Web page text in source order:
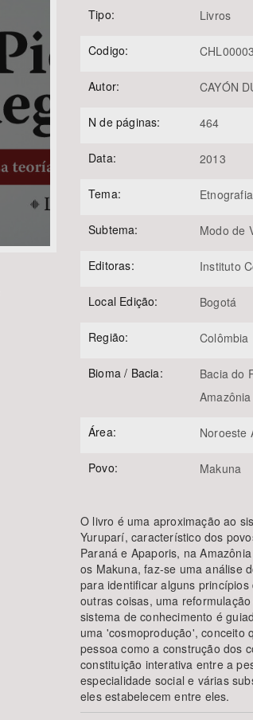
Tipo: Livros
Codigo: CHL00003
Autor: CAYÓN
N de páginas: 464
Data: 2013
Tema: Etnografia
Subtema: Modo de
Editoras: Instituto
Local Edição: Bogotá
Região: Colômbia
Bioma / Bacia:
Bacia do
Amazônia
Área: Noroeste
Povo: Makuna
O livro é uma aproximação ao
Yuruparí, característico dos
Paraná e Apaporis, na
os Makuna, faz-se uma análise
para identificar alguns
outras coisas, uma
sistema de conhecimento é
uma 'cosmoprodução', conceito
pessoa como a construção dos
constituição interativa entre a
especialidade social e várias
eles estabelecem entre eles.